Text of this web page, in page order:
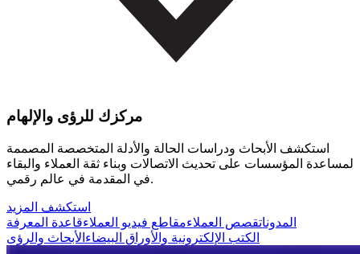
مركزك للرؤى والإلهام
استكشف الأبحاث ودراسات الحالة والأدلة المتخصصة المصممة
لمساعدة المؤسسات على تحديث الاتصالات وبناء ثقة العملاء والبقاء
في المقدمة في عالم رقمي.
استكشف المزيد
المدوناتقصص العملاءمقاطع فيديو العملاءقاعدة المعرفة
الكتب الإلكترونية والأوراق البيضاء الأبحاث والرؤى